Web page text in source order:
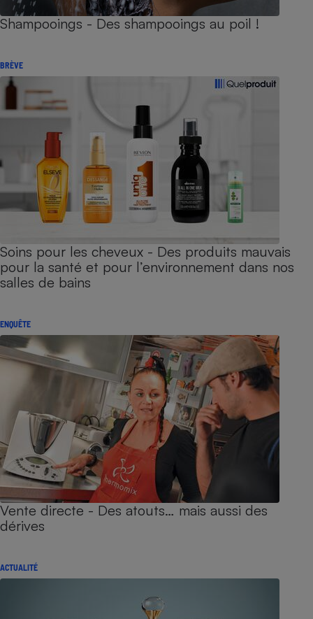
Shampooings - Des shampooings au poil !
BRÈVE
Soins pour les cheveux - Des produits mauvais
pour la santé et pour l’environnement dans nos
salles de bains
ENQUÊTE
Vente directe - Des atouts… mais aussi des
dérives
ACTUALITÉ